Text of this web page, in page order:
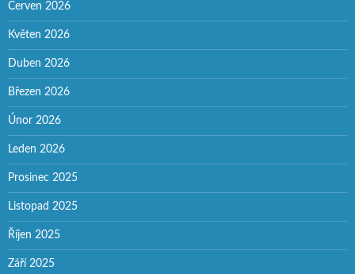
Červen 2026
Květen 2026
Duben 2026
Březen 2026
Únor 2026
Leden 2026
Prosinec 2025
Listopad 2025
Říjen 2025
Září 2025